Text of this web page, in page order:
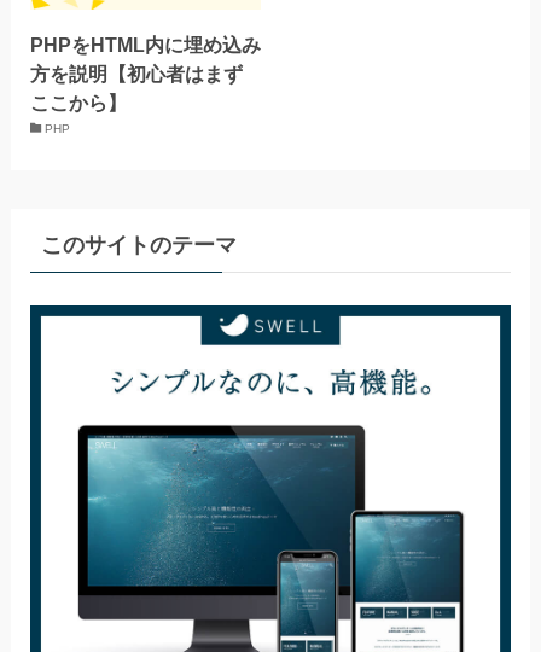
PHPをHTML内に埋め込み
方を説明【初心者はまず
ここから】
PHP
このサイトのテーマ